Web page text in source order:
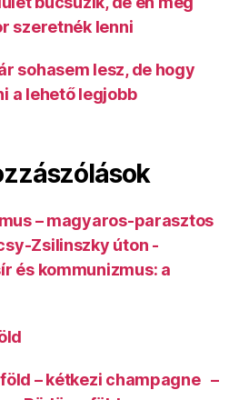
szeretnék lenni
sohasem lesz, de hogy
a lehető legjobb
– magyaros-parasztos
Zsilinszky úton -
és kommunizmus: a
– kétkezi champagne –